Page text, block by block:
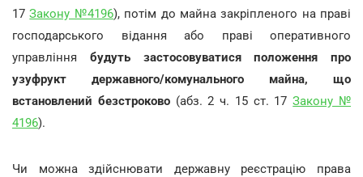
17Закону №4196), потім до майна закріпленого на праві
господарського відання або праві оперативного
управління будуть застосовуватися положення про
узуфрукт державного/комунального майна, що
встановлений безстроково(абз. 2 ч. 15 ст. 17Закону №
4196).
Чи можна здійснювати державну реєстрацію права